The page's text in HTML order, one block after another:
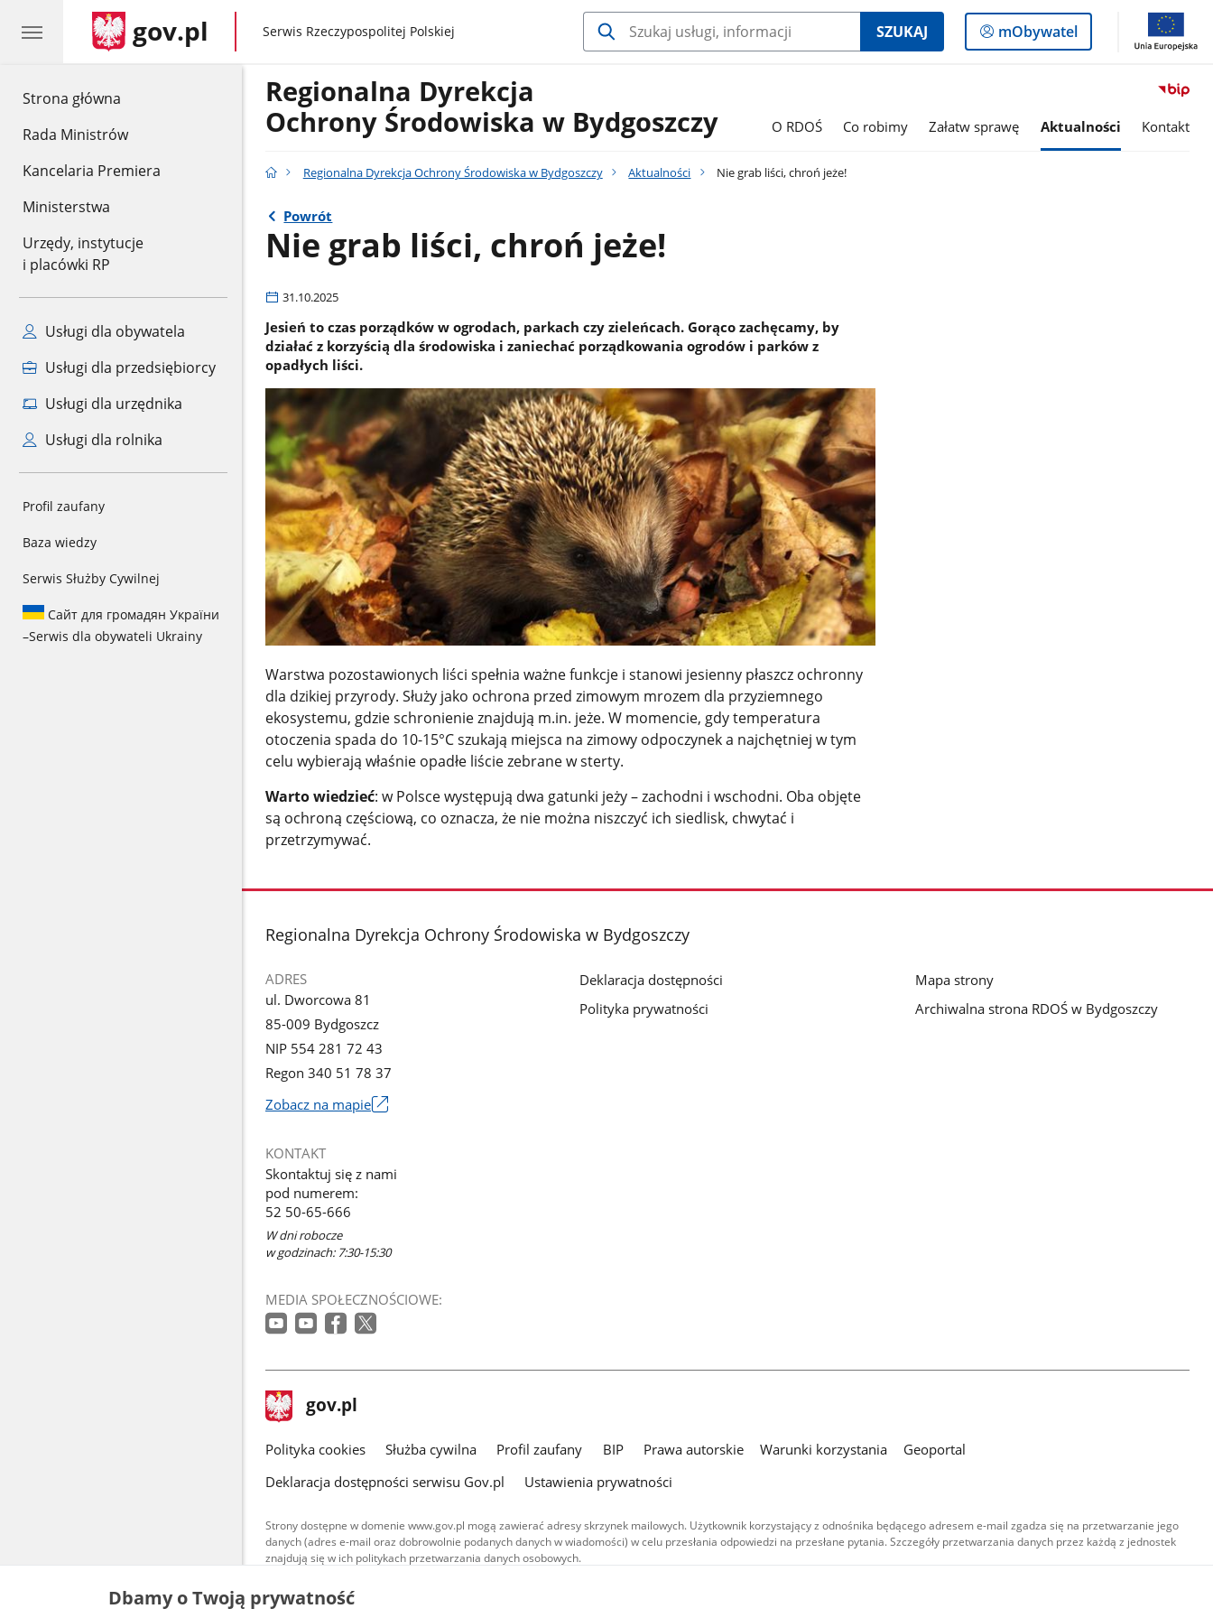
Strona główna
Rada Ministrów
Kancelaria Premiera
Ministerstwa
Urzędy, instytucje
i placówki RP
Usługi dla obywatela
Usługi dla przedsiębiorcy
Usługi dla urzędnika
Usługi dla rolnika
Profil zaufany
Baza wiedzy
Serwis Służby Cywilnej
Сайт для громадян України
–Serwis dla obywateli Ukrainy
gov.pl gov.pl
Serwis Rzeczypospolitej Polskiej SZUKAJ
Logowanie
do
mObywatel
Regionalna Dyrekcja
Ochrony Środowiska w Bydgoszczy
O RDOŚ Co robimy Załatw sprawę Aktualności Kontakt
Regionalna Dyrekcja Ochrony Środowiska w Bydgoszczy Aktualności Nie grab liści, chroń jeże!
Powrót
Nie grab liści, chroń jeże!
31.10.2025
Jesień to czas porządków w ogrodach, parkach czy zieleńcach. Gorąco zachęcamy, by
działać z korzyścią dla środowiska i zaniechać porządkowania ogrodów i parków z
opadłych liści.
Warstwa pozostawionych liści spełnia ważne funkcje i stanowi jesienny płaszcz ochronny
dla dzikiej przyrody. Służy jako ochrona przed zimowym mrozem dla przyziemnego
ekosystemu, gdzie schronienie znajdują m.in. jeże. W momencie, gdy temperatura
otoczenia spada do 10-15°C szukają miejsca na zimowy odpoczynek a najchętniej w tym
celu wybierają właśnie opadłe liście zebrane w sterty.
Warto wiedzieć: w Polsce występują dwa gatunki jeży – zachodni i wschodni. Oba objęte
są ochroną częściową, co oznacza, że nie można niszczyć ich siedlisk, chwytać i
przetrzymywać.
stopka
Regionalna Dyrekcja Ochrony Środowiska w Bydgoszczy
ADRES
ul. Dworcowa 81
85-009 Bydgoszcz
NIP 554 281 72 43
Regon 340 51 78 37
Zobacz na mapie
się
w
nowym
oknie
KONTAKT
Skontaktuj się z nami
pod numerem:
52 50-65-666
W dni robocze
w godzinach: 7:30-15:30
MEDIA SPOŁECZNOŚCIOWE:
Deklaracja dostępności
Polityka prywatności
Mapa strony
Archiwalna strona RDOŚ w Bydgoszczy
stopka
gov.pl Strona
gov.pl
gov.pl
Polityka cookies Służba cywilna Profil zaufany BIP Prawa autorskie Warunki korzystania
Geoportal
Deklaracja dostępności serwisu Gov.pl
Ustawienia prywatności
Strony dostępne w domenie www.gov.pl mogą zawierać adresy skrzynek mailowych. Użytkownik korzystający z odnośnika będącego adresem e-mail zgadza się na przetwarzanie jego
danych (adres e-mail oraz dobrowolnie podanych danych w wiadomości) w celu przesłania odpowiedzi na przesłane pytania. Szczegóły przetwarzania danych przez każdą z jednostek
znajdują się w ich politykach przetwarzania danych osobowych.
Treści tekstowe publikowane w serwisie (z wyłączeniem treści audiowizualnych), są
udostępniane na licencji typu Creative Commons: uznanie autorstwa - na tych samych
Dbamy o Twoją prywatność